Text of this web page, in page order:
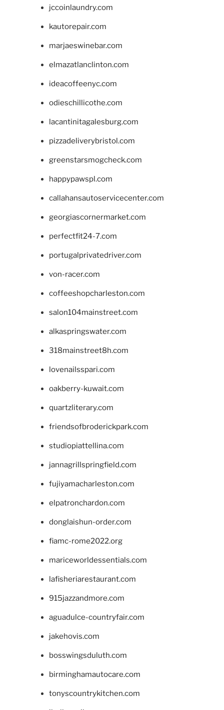
jccoinlaundry.com
kautorepair.com
marjaeswinebar.com
elmazatlanclinton.com
ideacoffeenyc.com
odieschillicothe.com
lacantinitagalesburg.com
pizzadeliverybristol.com
greenstarsmogcheck.com
happypawspl.com
callahansautoservicecenter.com
georgiascornermarket.com
perfectfit24-7.com
portugalprivatedriver.com
von-racer.com
coffeeshopcharleston.com
salon104mainstreet.com
alkaspringswater.com
318mainstreet8h.com
lovenailsspari.com
oakberry-kuwait.com
quartzliterary.com
friendsofbroderickpark.com
studiopiattellina.com
jannagrillspringfield.com
fujiyamacharleston.com
elpatronchardon.com
donglaishun-order.com
fiamc-rome2022.org
mariceworldessentials.com
lafisheriarestaurant.com
915jazzandmore.com
aguadulce-countryfair.com
jakehovis.com
bosswingsduluth.com
birminghamautocare.com
tonyscountrykitchen.com